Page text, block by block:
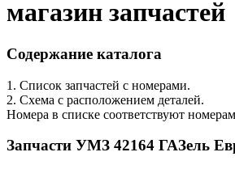
магазин запчастей
Содержание каталога
1. Список запчастей с номерами.
2. Схема с расположением деталей.
Номера в списке соответствуют
Запчасти УМЗ 42164 ГАЗель